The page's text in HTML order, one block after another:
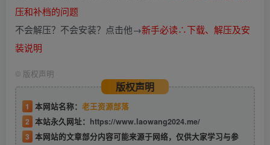
压和补档的问题
不会解压？不会安装？点击他→新手必读∴下载、解压及安
装说明
© 版权声明
版权声明
1 本网站名称： 老王资源部落
2 本站永久网址： https://www.laowang2024.me/
3 本网站的文章部分内容可能来源于网络，仅供大家学习与参